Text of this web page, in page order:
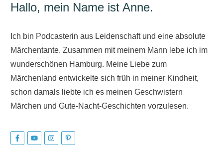
Hallo, mein Name ist Anne.
Ich bin Podcasterin aus Leidenschaft und eine absolute
Märchentante. Zusammen mit meinem Mann lebe ich im
wunderschönen Hamburg. Meine Liebe zum
Märchenland entwickelte sich früh in meiner Kindheit,
schon damals liebte ich es meinen Geschwistern
Märchen und Gute-Nacht-Geschichten vorzulesen.